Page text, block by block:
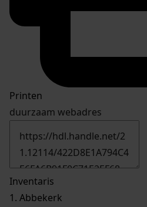
Printen
duurzaam webadres
Inventaris
1. Abbekerk